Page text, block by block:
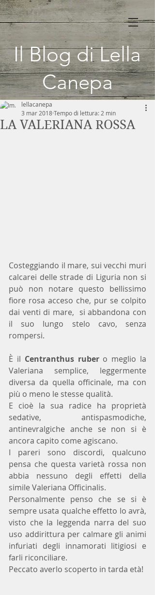
Il Blog di Lella
Canepa
LA VALERIANA ROSSA
lellacanepa
3 mar 2018Tempo di lettura: 2 min
Costeggiando il mare, sui vecchi muri
calcarei delle strade di Liguria non si
può non notare questo bellissimo
fiore rosa acceso che, pur se colpito
dai venti di mare,  si abbandona con
il suo lungo stelo cavo, senza
rompersi.
È il Centranthus ruber o meglio la
Valeriana semplice, leggermente
diversa da quella officinale, ma con
più o meno le stesse qualità.
E cioè la sua radice ha proprietà
sedative, antispasmodiche,
antinevralgiche anche se non si è
ancora capito come agiscano.
I pareri sono discordi, qualcuno
pensa che questa varietà rossa non
abbia nessuno degli effetti della
simile Valeriana Officinalis.
Personalmente penso che se si è
sempre usata qualche effetto lo avrà,
visto che la leggenda narra del suo
uso addirittura per calmare gli animi
infuriati degli innamorati litigiosi e
farli riconciliare.
Peccato averlo scoperto in tarda età!